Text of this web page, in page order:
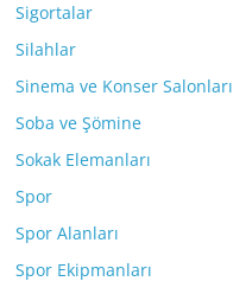
Sigortalar
Silahlar
Sinema ve Konser Salonları
Soba ve Şömine
Sokak Elemanları
Spor
Spor Alanları
Spor Ekipmanları